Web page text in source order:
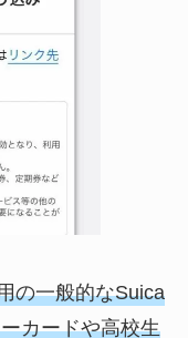
の一般的なSuica
カードや高校生